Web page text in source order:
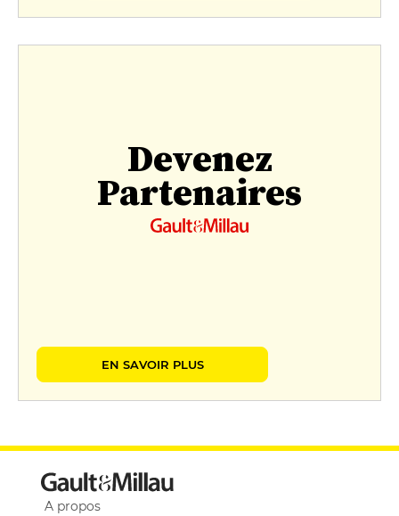
Devenez
Partenaires
EN SAVOIR PLUS
A propos